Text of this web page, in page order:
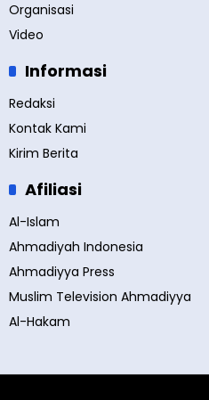
Organisasi
Video
Informasi
Redaksi
Kontak Kami
Kirim Berita
Afiliasi
Al-Islam
Ahmadiyah Indonesia
Ahmadiyya Press
Muslim Television Ahmadiyya
Al-Hakam